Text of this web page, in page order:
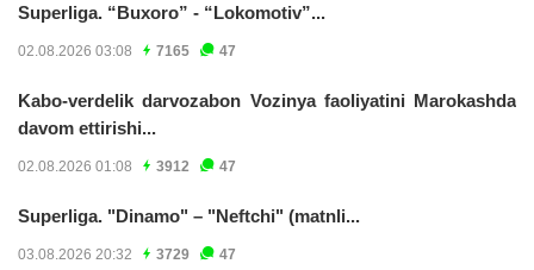
Superliga. “Buxoro” - “Lokomotiv”...
02.08.2026 03:08 7165 47
Kabo-verdelik darvozabon Vozinya faoliyatini Marokashda
davom ettirishi...
02.08.2026 01:08 3912 47
Superliga. "Dinamo" – "Neftchi" (matnli...
03.08.2026 20:32 3729 47